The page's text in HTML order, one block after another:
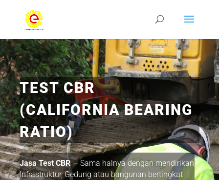
TEST CBR
(CALIFORNIA BEARING
RATIO)
Jasa Test CBR— Sama halnya dengan mendirikan
Infrastruktur, Gedung atau bangunan bertingkat